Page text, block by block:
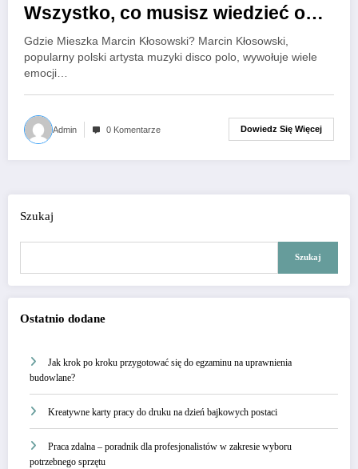
Wszystko, co musisz wiedzieć o
jego życiu i lokalizacji
Gdzie Mieszka Marcin Kłosowski? Marcin Kłosowski,
popularny polski artysta muzyki disco polo, wywołuje wiele
emocji…
Admin 0 Komentarze Dowiedz Się Więcej
Szukaj
Szukaj
Ostatnio dodane
Jak krok po kroku przygotować się do egzaminu na uprawnienia
budowlane?
Kreatywne karty pracy do druku na dzień bajkowych postaci
Praca zdalna – poradnik dla profesjonalistów w zakresie wyboru
potrzebnego sprzętu